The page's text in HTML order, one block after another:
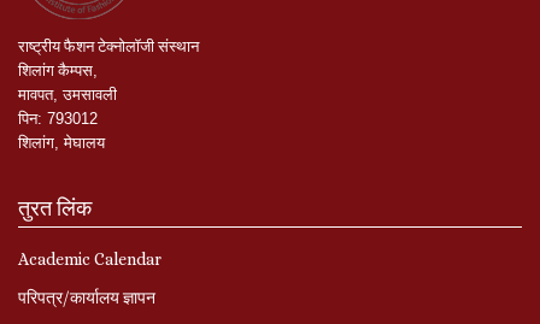
राष्ट्रीय फैशन टेक्नोलॉजी संस्थान
शिलांग कैम्पस
मावपत,उमसावली
पिन: 793012
शिलांग ,मेघालय
तुरत लिंक
Academic Calendar
परिपत्र/कार्यालय ज्ञापन